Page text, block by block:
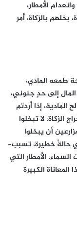
الأمطار،
بخلهم بالزكاة، أمر
طمعه المادي،
إلى حدٍ جنوني،
إذا أردتم
الزكاة، لا تبخلوا
أن يبخلوا
حالةٌ خطيرة، تسبب-
الأمطار التي
الكبيرة